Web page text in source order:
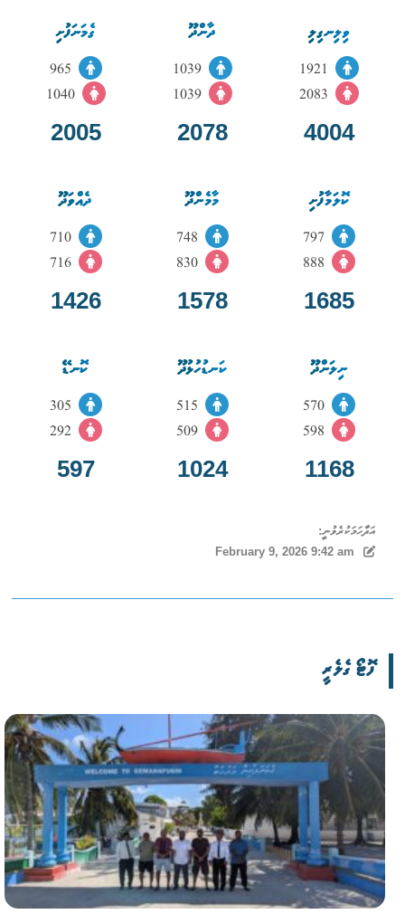
ވިލިނގިލި
1921
2083
4004
ދާންދޫ
1039
1039
2078
ގެމަނަފުށި
1040
2005
ކޮލަމާފުށި
797
888
1685
މާމެންދޫ
748
830
1578
ދެއްވަދޫ
710
716
1426
ނިލަންދޫ
570
598
1168
ކަނޑުހުޅުދޫ
515
509
1024
ކޮނޑޭ
292
597
އަދާހަމަކުރެވުނީ:
February 9, 2026 9:42 am
ފޮޓޯ ގެލެރީ